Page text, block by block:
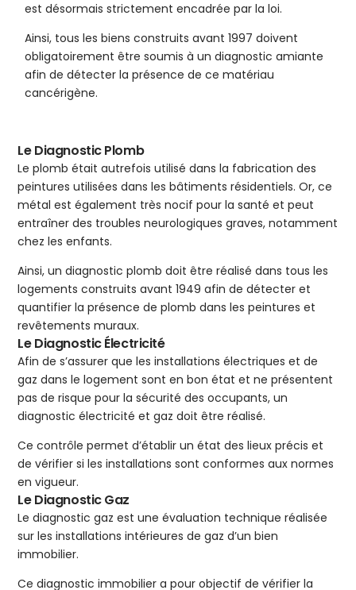
est désormais strictement encadrée par la loi.
Ainsi, tous les biens construits avant 1997 doivent
obligatoirement être soumis à un diagnostic amiante
afin de détecter la présence de ce matériau
cancérigène.
Le Diagnostic Plomb
Le plomb était autrefois utilisé dans la fabrication des
peintures utilisées dans les bâtiments résidentiels. Or, ce
métal est également très nocif pour la santé et peut
entraîner des troubles neurologiques graves, notamment
chez les enfants.
Ainsi, un diagnostic plomb doit être réalisé dans tous les
logements construits avant 1949 afin de détecter et
quantifier la présence de plomb dans les peintures et
revêtements muraux.
Le Diagnostic Électricité
Afin de s’assurer que les installations électriques et de
gaz dans le logement sont en bon état et ne présentent
pas de risque pour la sécurité des occupants, un
diagnostic électricité et gaz doit être réalisé.
Ce contrôle permet d’établir un état des lieux précis et
de vérifier si les installations sont conformes aux normes
en vigueur.
Le Diagnostic Gaz
Le diagnostic gaz est une évaluation technique réalisée
sur les installations intérieures de gaz d’un bien
immobilier.
Ce diagnostic immobilier a pour objectif de vérifier la